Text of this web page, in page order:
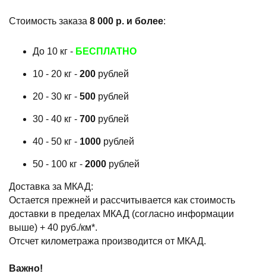
Стоимость заказа 8 000 р. и более:
До 10 кг - БЕСПЛАТНО
10 - 20 кг - 200 рублей
20 - 30 кг - 500 рублей
30 - 40 кг - 700 рублей
40 - 50 кг - 1000 рублей
50 - 100 кг - 2000 рублей
Доставка за МКАД:
Остается прежней и рассчитывается как стоимость
доставки в пределах МКАД (согласно информации
выше) + 40 руб./км*.
Отсчет километража производится от МКАД.
Важно!